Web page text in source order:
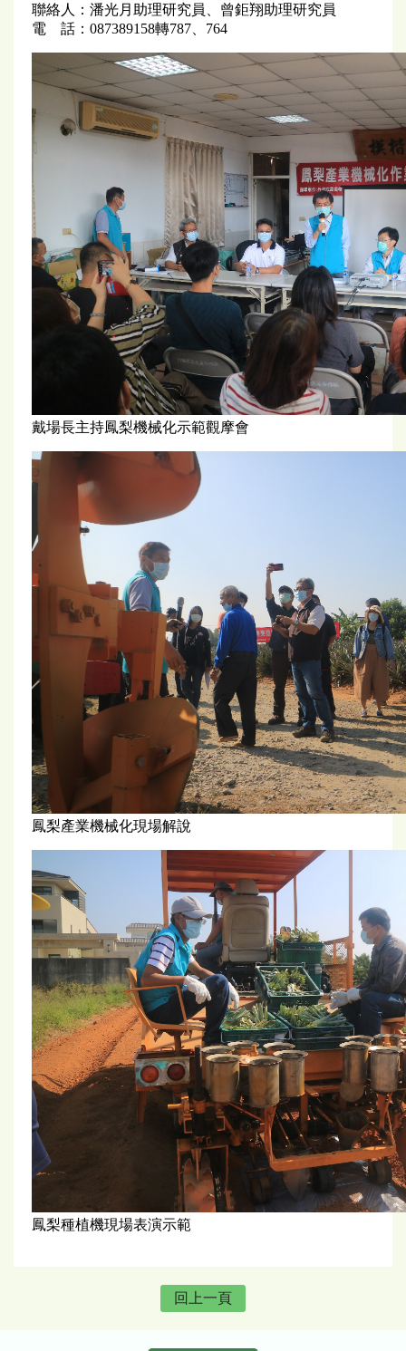
聯絡人：潘光月助理研究員、曾鉅翔助理研究員
電 話：087389158轉787、764
戴場長主持鳳梨機械化示範觀摩會
鳳梨產業機械化現場解說
鳳梨種植機現場表演示範
回上一頁